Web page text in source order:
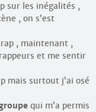
sur les inégalités ,
, on s’est
rap , maintenant ,
et me sentir
mais surtout j’ai osé
qui m’a permis